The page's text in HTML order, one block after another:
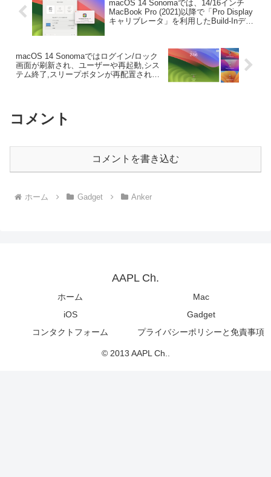
macOS 14 Sonomaでは、14/16インチ
MacBook Pro (2021)以降で「Pro Display
キャリブレータ」を利用したBuild-Inディ
macOS 14 Sonomaではログイン/ロック
画面が刷新され、ユーザーや再起動,シス
テム終了,スリープボタンが再配置されて
コメント
コメントを書き込む
ホーム Gadget Anker
AAPL Ch.
ホーム
Mac
iOS
Gadget
コンタクトフォーム
プライバシーポリシーと免責事項
© 2013 AAPL Ch..